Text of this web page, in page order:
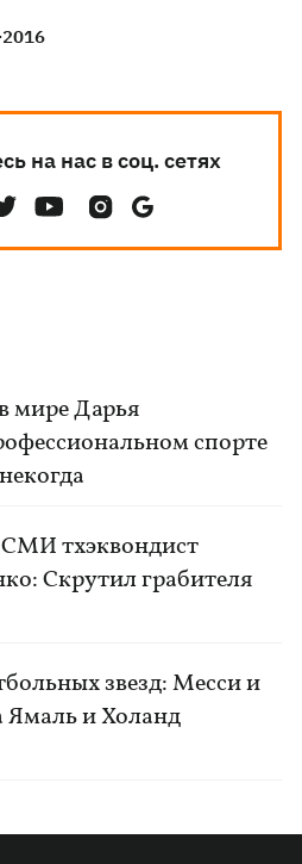
на нас в соц. сетях
мире Дарья
спорте
СМИ тхэквондист
Скрутил грабителя
звезд: Месси и
Ямаль и Холанд